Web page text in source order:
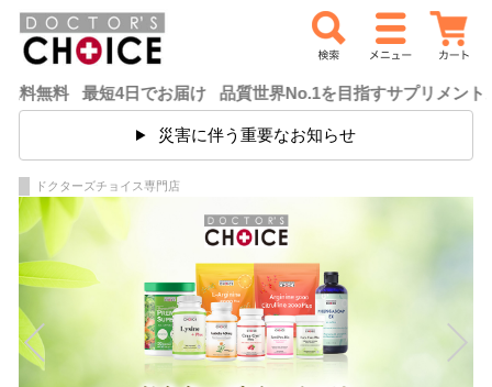
4日でお届け 品質世界No.1を目指すサプリメントメーカード
災害に伴う重要なお知らせ
ドクターズチョイス専門店